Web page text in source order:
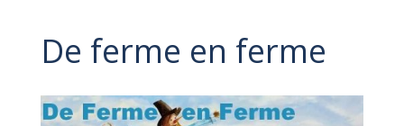
De ferme en ferme